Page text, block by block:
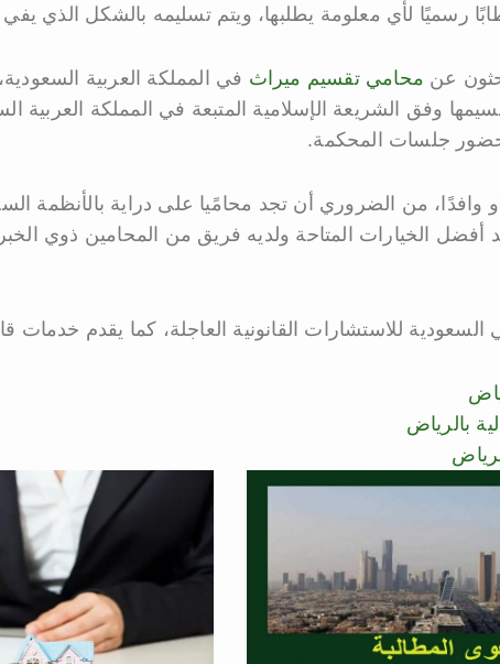
رسميًا لأي معلومة يطلبها، ويتم تسليمه بالشكل الذي يفي
عن محامي تقسيم ميراث في المملكة العربية
وفق الشريعة الإسلامية المتبعة في المملكة
جلسات المحكمة.
وافدًا، من الضروري أن تجد محامًيا على دراية بالأنظمة
أفضل الخيارات المتاحة ولديه فريق من المحامين ذوي
للاستشارات القانونية العاجلة، كما يقدم خدمات
بالرياض